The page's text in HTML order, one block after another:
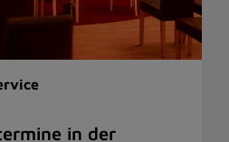
in der